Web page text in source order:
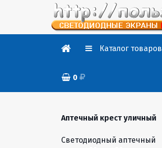
Каталог товаров
0
Аптечный крест уличный
Светодиодный аптечный